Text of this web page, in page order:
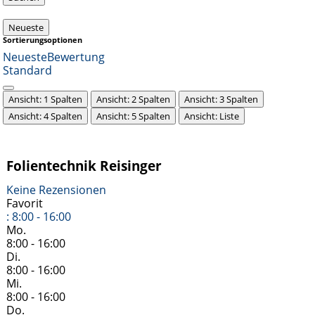
Neueste
Sortierungsoptionen
NeuesteBewertung
Standard
Ansicht: 1 Spalten Ansicht: 2 Spalten
Ansicht: 3 Spalten
Ansicht: 4 Spalten
Ansicht: 5 Spalten Ansicht: Liste
Folientechnik Reisinger
Keine Rezensionen
Favorit
:8:00 - 16:00
Mo.
8:00 - 16:00
Di.
8:00 - 16:00
Mi.
8:00 - 16:00
Do.